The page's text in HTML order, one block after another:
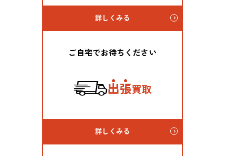
詳しくみる
ご自宅でお待ちください
出張買取
詳しくみる